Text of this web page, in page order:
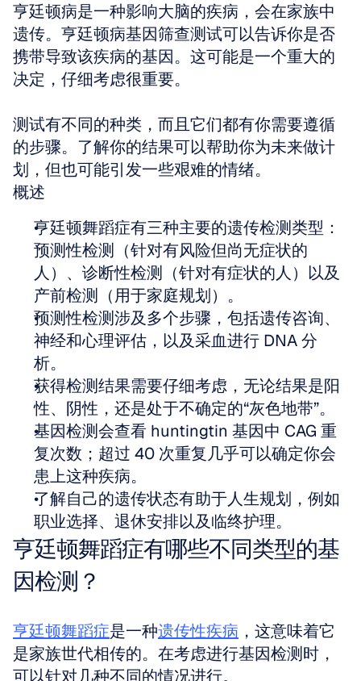
亨廷顿病是一种影响大脑的疾病，会在家族中
遗传。亨廷顿病基因筛查测试可以告诉你是否
携带导致该疾病的基因。这可能是一个重大的
决定，仔细考虑很重要。
测试有不同的种类，而且它们都有你需要遵循
的步骤。了解你的结果可以帮助你为未来做计
划，但也可能引发一些艰难的情绪。
概述
亨廷顿舞蹈症有三种主要的遗传检测类型：
预测性检测（针对有风险但尚无症状的
人）、诊断性检测（针对有症状的人）以及
产前检测（用于家庭规划）。
预测性检测涉及多个步骤，包括遗传咨询、
神经和心理评估，以及采血进行 DNA 分
析。
获得检测结果需要仔细考虑，无论结果是阳
性、阴性，还是处于不确定的“灰色地带”。
基因检测会查看 huntingtin 基因中 CAG 重
复次数；超过 40 次重复几乎可以确定你会
患上这种疾病。
了解自己的遗传状态有助于人生规划，例如
职业选择、退休安排以及临终护理。
亨廷顿舞蹈症有哪些不同类型的基
因检测？
亨廷顿舞蹈症是一种遗传性疾病 ，这意味着它
是家族世代相传的。在考虑进行基因检测时，
可以针对几种不同的情况进行。